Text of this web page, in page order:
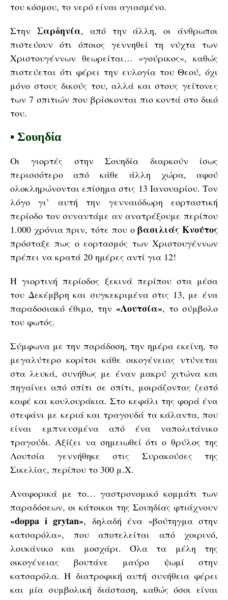
του κόσμου, το νερό είναι αγιασμένο.
Στην Σαρδηνία, από την άλλη, οι άνθρωποι
πιστεύουν ότι όποιος γεννηθεί τη νύχτα των
Χριστουγέννων θεωρείται… «γούρικος», καθώς
πιστεύεται ότι φέρει την ευλογία του Θεού, όχι
μόνο στους δικούς του, αλλά και στους γείτονες
των 7 σπιτιών που βρίσκονται πιο κοντά στο δικό
του.
• Σουηδία
Οι γιορτές στην Σουηδία διαρκούν ίσως
περισσότερο από κάθε άλλη χώρα, αφού
ολοκληρώνονται επίσημα στις 13 Ιανουαρίου. Τον
λόγο γι’ αυτή την γενναιόδωρη εορταστική
περίοδο τον συναντάμε αν ανατρέξουμε περίπου
1.000 χρόνια πριν, τότε που οβασιλιάς Κνούτος
πρόσταξε πως ο εορτασμός των Χριστουγέννων
πρέπει να κρατά 20 ημέρες αντί για 12!
H γιορτινή περίοδος ξεκινά περίπου στα μέσα
του Δεκέμβρη και συγκεκριμένα στις 13, με ένα
παραδοσιακό έθιμο, την «Λουτσία», το σύμβολο
του φωτός.
Σύμφωνα με την παράδοση, την ημέρα εκείνη, το
μεγαλύτερο κορίτσι κάθε οικογένειας ντύνεται
στα λευκά, συνήθως με έναν μακρύ χιτώνα και
πηγαίνει από σπίτι σε σπίτι, μοιράζοντας ζεστό
καφέ και κουλουράκια. Στο κεφάλι της φορά ένα
στεφάνι με κεριά και τραγουδά τα κάλαντα, που
είναι εμπνευσμένα από ένα ναπολιτάνικο
τραγούδι. Αξίζει να σημειωθεί ότι ο θρύλος της
Λουτσία γεννήθηκε στις Συρακούσες της
Σικελίας, περίπου το 300 μ.Χ.
Αναφορικά με το… γαστρονομικό κομμάτι των
παραδόσεων, οι κάτοικοι της Σουηδίας φτιάχνουν
«doppa i grytan», δηλαδή ένα «βούτηγμα στην
κατσαρόλα», που αποτελείται από χοιρινό,
λουκάνικο και μοσχάρι. Όλα τα μέλη της
οικογένειας βουτάνε μαύρο ψωμί στην
κατσαρόλα. Η διατροφική αυτή συνήθεια φέρει
και μία συμβολική διάσταση, καθώς όσοι είναι